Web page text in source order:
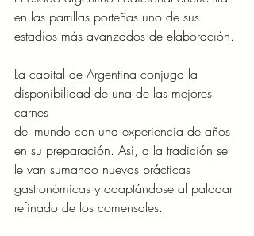
en las parrillas porteñas uno de sus
estadíos más avanzados de elaboración.
La capital de Argentina conjuga la
disponibilidad de una de las mejores
carnes
del mundo con una experiencia de años
en su preparación. Así, a la tradición se
le van sumando nuevas prácticas
gastronómicas y adaptándose al paladar
refinado de los comensales.